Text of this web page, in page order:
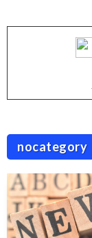
nocategory